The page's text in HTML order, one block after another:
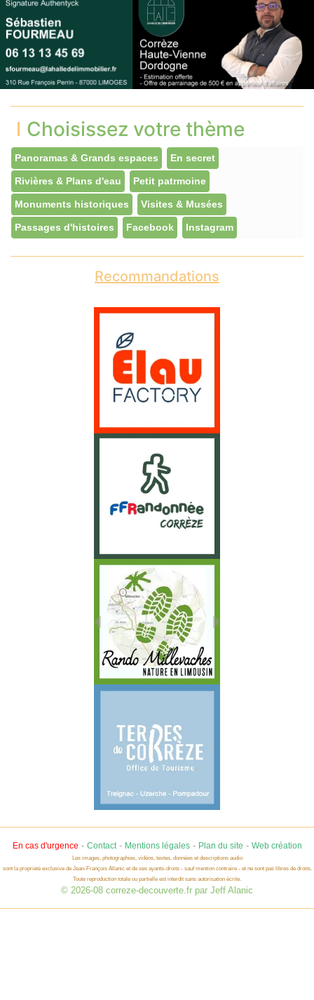
Choisissez votre thème
Panoramas & Grands espaces En secret
Rivières & Plans d'eau Petit patrmoine
Monuments historiques Visites & Musées
Passages d'histoires Facebook Instagram
Recommandations
En cas d'urgence - Contact- Mentions légales- Plan du site - Web création
Les images, photographies, vidéos, textes, données et descriptions audio
sont la propriété exclusive de Jean-François Allanic et de ses ayants-droits - sauf mention contraire - et ne sont pas libres de droits.
Toute reproduction totale ou partielle est interdit sans autorisation écrite.
© 2026-08 correze-decouverte.fr par Jeff Alanic